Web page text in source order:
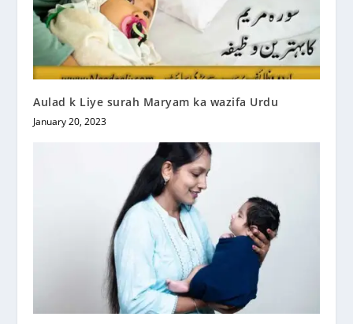
Aulad k Liye surah Maryam ka wazifa Urdu
January 20, 2023